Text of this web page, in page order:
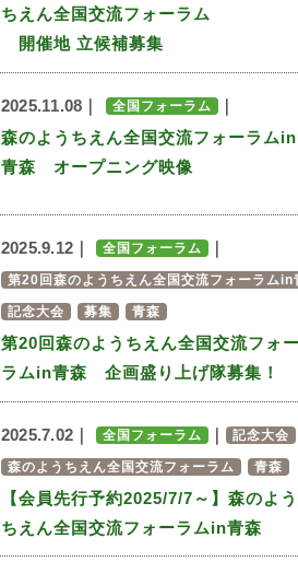
ちえん全国交流フォーラム
開催地 立候補募集
2025.11.08｜ 全国フォーラム
｜
森のようちえん全国交流フォーラムin
青森 オープニング映像
2025.9.12｜ 全国フォーラム
第20回森のようちえん全国交流フォーラムin
記念大会 募集 青森
第20回森のようちえん全国交流フォ
ラムin青森 企画盛り上げ隊募集！
2025.7.02｜ 全国フォーラム 記念大会
森のようちえん全国交流フォーラム 青森
【会員先行予約2025/7/7～】森のよう
ちえん全国交流フォーラムin青森